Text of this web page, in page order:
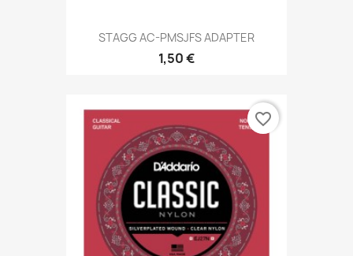
STAGG AC-PMSJFS ADAPTER
1,50 €
favorite_border